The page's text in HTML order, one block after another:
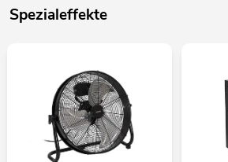
Spezialeffekte